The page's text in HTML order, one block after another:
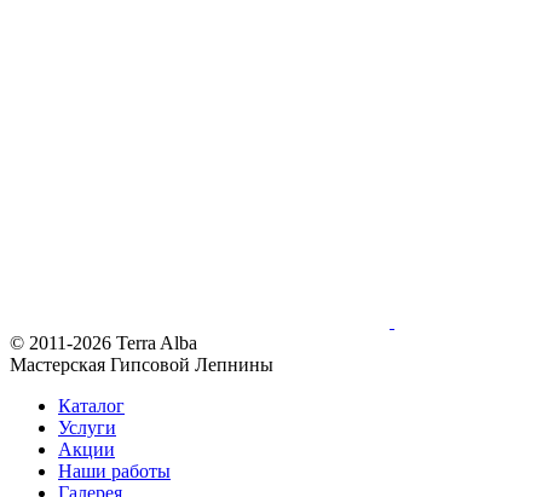
© 2011-2026 Terra Alba
Мастерская Гипсовой Лепнины
Каталог
Услуги
Акции
Наши работы
Галерея